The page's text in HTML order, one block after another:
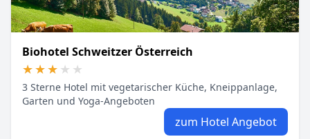
Biohotel Schweitzer Österreich
★★★★★
★★★★★
3 Sterne Hotel mit vegetarischer Küche, Kneippanlage,
Garten und Yoga-Angeboten
zum Hotel Angebot